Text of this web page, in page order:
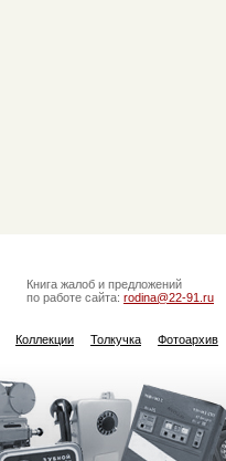
Книга жалоб и предложений
по работе сайта: rodina@22-91.ru
Коллекции Толкучка Фотоархив